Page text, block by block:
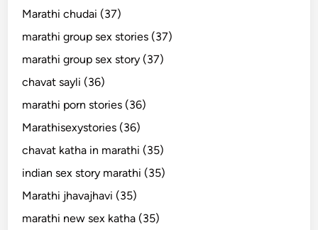
Marathi chudai (37)
marathi group sex stories (37)
marathi group sex story (37)
chavat sayli (36)
marathi porn stories (36)
Marathisexystories (36)
chavat katha in marathi (35)
indian sex story marathi (35)
Marathi jhavajhavi (35)
marathi new sex katha (35)